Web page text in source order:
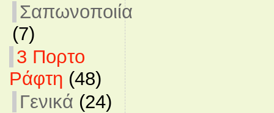
Σαπωνοποιία
(7)
3 Πορτο
Ράφτη (48)
Γενικά (24)